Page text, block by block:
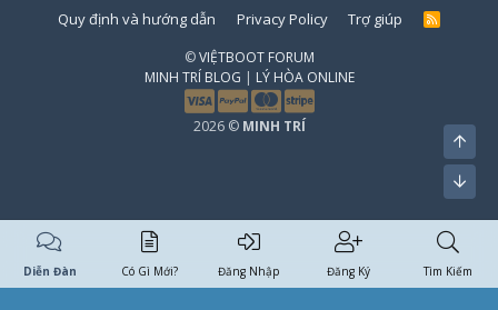
Quy định và hướng dẫn Privacy Policy Trợ giúp
R
S
©VIỆTBOOT FORUM
MINH TRÍ BLOG | LÝ HÒA ONLINE
2026 © MINH TRÍ
Diễn Đàn Có Gì Mới? Đăng Nhập Đăng Ký Tìm Kiếm
Top